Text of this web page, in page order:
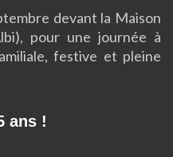
devant la Maison
pour une journée à
festive et pleine
ans !